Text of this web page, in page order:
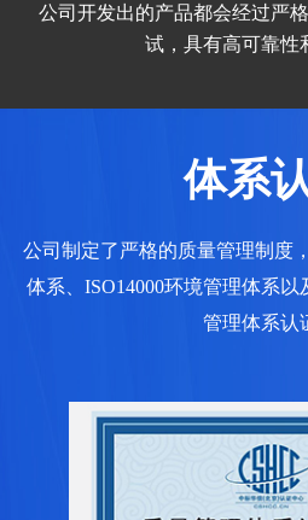
公司开发出的产品都会经过严
试，具有高可靠性
体系
公司制定了严格的质量管理制度
体系、ISO14000环境管理体系以
管理体系认